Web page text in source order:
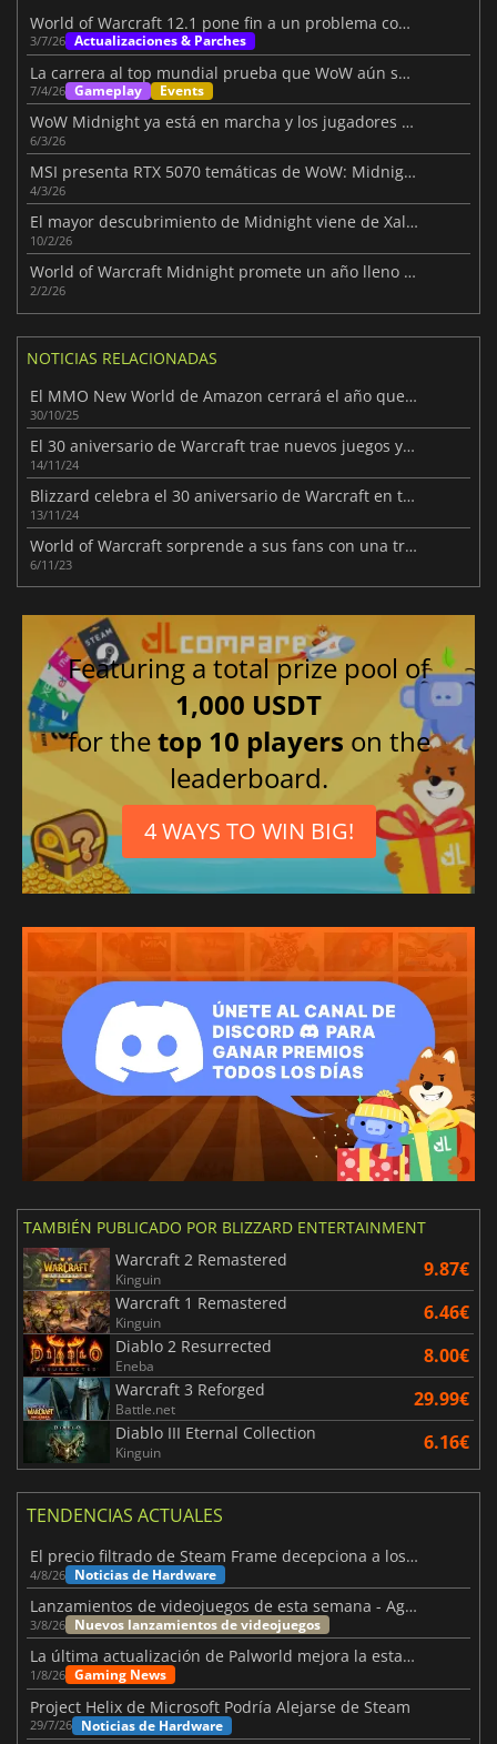
World of Warcraft 12.1 pone fin a un problema con los alters
3/7/26 Actualizaciones & Parches
La carrera al top mundial prueba que WoW aún sorprende
7/4/26 Gameplay Events
WoW Midnight ya está en marcha y los jugadores suben de nivel rápido
6/3/26
MSI presenta RTX 5070 temáticas de WoW: Midnight
4/3/26
El mayor descubrimiento de Midnight viene de Xal'atath
10/2/26
World of Warcraft Midnight promete un año lleno de contenido
2/2/26
NOTICIAS RELACIONADAS
El MMO New World de Amazon cerrará el año que viene
30/10/25
El 30 aniversario de Warcraft trae nuevos juegos y una plétora de anuncios
14/11/24
Blizzard celebra el 30 aniversario de Warcraft en toda la franquicia
13/11/24
World of Warcraft sorprende a sus fans con una trilogía de expansiones
6/11/23
Featuring a total prize pool of
1,000 USDT
for thetop 10 players on the
leaderboard.
4 WAYS TO WIN BIG!
TAMBIÉN PUBLICADO POR BLIZZARD ENTERTAINMENT
Warcraft 2 Remastered
Kinguin 9.87€
Warcraft 1 Remastered
Kinguin 6.46€
Diablo 2 Resurrected
Eneba 8.00€
Warcraft 3 Reforged
Battle.net 29.99€
Diablo III Eternal Collection
Kinguin 6.16€
TENDENCIAS ACTUALES
El precio filtrado de Steam Frame decepciona a los usuarios
4/8/26 Noticias de Hardware
Lanzamientos de videojuegos de esta semana - Agosto de 2026 (semana 32)
3/8/26 Nuevos lanzamientos de videojuegos
La última actualización de Palworld mejora la estabilidad
1/8/26 Gaming News
Project Helix de Microsoft Podría Alejarse de Steam
29/7/26 Noticias de Hardware